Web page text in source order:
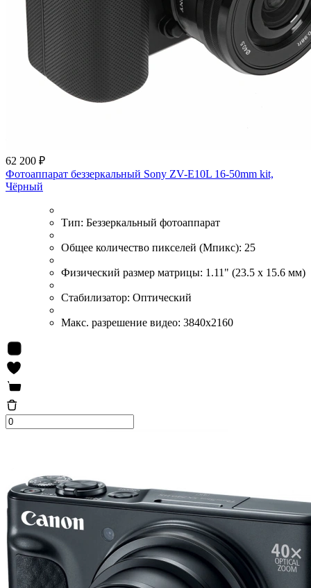
62 200 ₽
Фотоаппарат беззеркальный Sony ZV-E10L 16-50mm kit,
Чёрный
Тип: Беззеркальный фотоаппарат
Общее количество пикселей (Мпикс): 25
Физический размер матрицы: 1.11" (23.5 x 15.6 мм)
Стабилизатор: Оптический
Макс. разрешение видео: 3840x2160